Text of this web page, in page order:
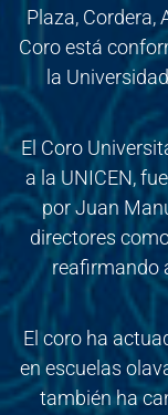
Plaza, Cordera,
Coro está
la
El Coro
a la UNICEN,
por Juan
directores
reafirmando
El coro ha
en escuelas
también ha